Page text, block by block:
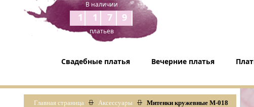
В наличии
1179
платьев
Свадебные платья Вечерние платья
Главная страница Аксессуары Митенки кружевные М-018